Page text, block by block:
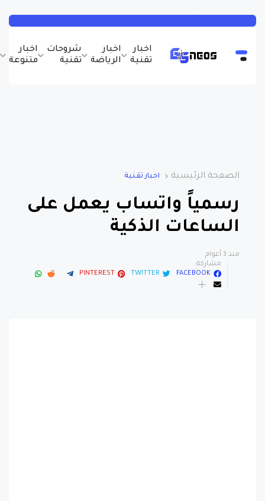
اخبار
تقنية
اخبار
الرياضة
شروحات
تقنية
اخبار
متنوعة
الصفحة الرئيسية اخبار تقنية
رسمياً واتساب يعمل على
الساعات الذكية
منذ 3 أعوام
مشاركة:
FACEBOOK
TWITTER
PINTEREST